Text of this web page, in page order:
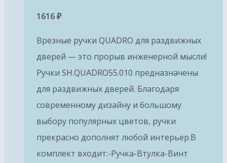
1616₽
Врезные ручки QUADRO для раздвижных
дверей — это прорыв инженерной мысли!
Ручки SH.QUADRO55.010 предназначены
для раздвижных дверей. Благодаря
современному дизайну и большому
выбору популярных цветов, ручки
прекрасно дополнят любой интерьер.В
комплект входит:-Ручка-Втулка-Винт